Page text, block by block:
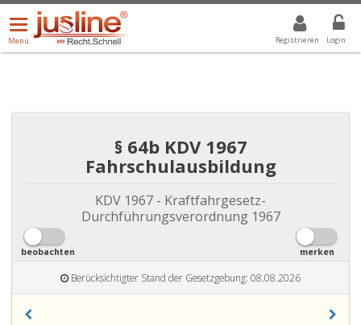
Registrieren Login
Menü
öffnen/schließen
Menü
ALLE DROPDOWN: GEWÄHLTER WERT IST ALLE
§ 64b KDV 1967
Fahrschulausbildung
KDV 1967 - Kraftfahrgesetz-
Durchführungsverordnung 1967
beobachten merken
Berücksichtigter Stand der Gesetzgebung: 08.08.2026